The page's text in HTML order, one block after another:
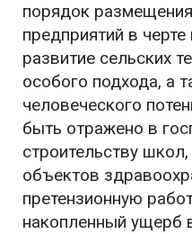
порядок
предприятий в
развитие сельских
особого подхода, а
человеческого
быть отражено в
строительству
объектов
претензионную
накопленный ущерб